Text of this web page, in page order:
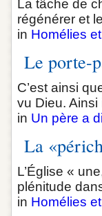
La tâche de
régénérer et
in Homélies
Le porte-
C’est ainsi
vu Dieu.
in Un père a
La
L’Église «
plénitude
in Homélies